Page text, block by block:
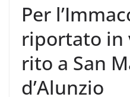
Per
riportato in
rito a San
d’Alunzio